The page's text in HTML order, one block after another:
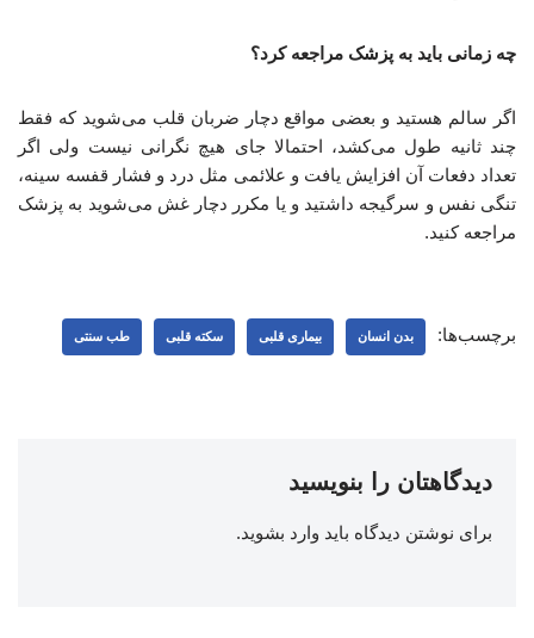
چه زمانی باید به پزشک مراجعه کرد؟
اگر سالم هستید و بعضی مواقع دچار ضربان قلب می‌شوید که فقط
چند ثانیه طول می‌کشد، احتمالا جای هیچ نگرانی نیست ولی اگر
تعداد دفعات آن افزایش یافت و علائمی مثل درد و فشار قفسه سینه،
تنگی نفس و سرگیجه داشتید و یا مکرر دچار غش‌ می‌شوید به پزشک
مراجعه کنید.
برچسب‌ها: بدن انسان بیماری قلبی سکته قلبی طب سنتی
دیدگاهتان را بنویسید
برای نوشتن دیدگاه باید وارد بشوید.